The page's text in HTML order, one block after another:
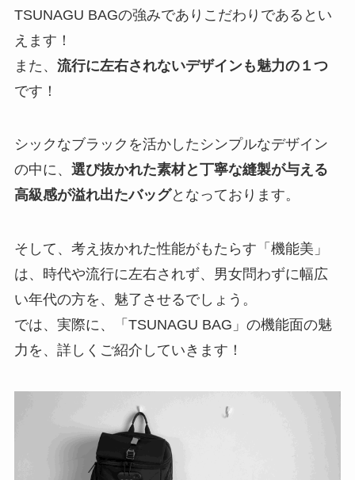
TSUNAGU BAGの強みでありこだわりであるとい
えます！
また、 流行に左右されないデザインも魅力の１つ
です！
シックなブラックを活かしたシンプルなデザイン
の中に、 選び抜かれた素材と丁寧な縫製が与える
高級感が溢れ出たバッグとなっております。
そして、考え抜かれた性能がもたらす「機能美」
は、時代や流行に左右されず、男女問わずに幅広
い年代の方を、魅了させるでしょう。
では、実際に、「TSUNAGU BAG」の機能面の魅
力を、詳しくご紹介していきます！